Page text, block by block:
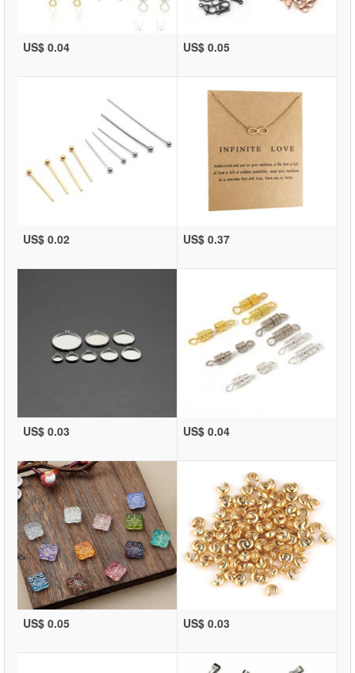
US$ 0.04 US$ 0.05
US$ 0.02 US$ 0.37
US$ 0.03 US$ 0.04
US$ 0.05 US$ 0.03